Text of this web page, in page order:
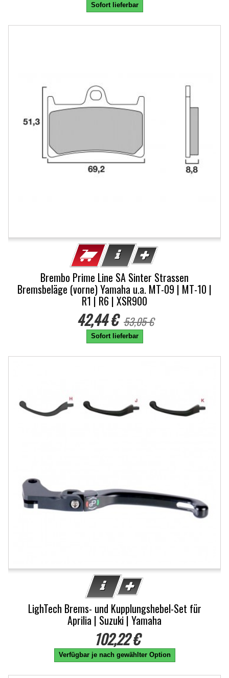
Sofort lieferbar
Brembo Prime Line SA Sinter Strassen
Bremsbeläge (vorne) Yamaha u.a. MT-09 | MT-10 |
R1 | R6 | XSR900
42,44 € 53,05 €
Sofort lieferbar
LighTech Brems- und Kupplungshebel-Set für
Aprilia | Suzuki | Yamaha
102,22 €
Verfügbar je nach gewählter Option